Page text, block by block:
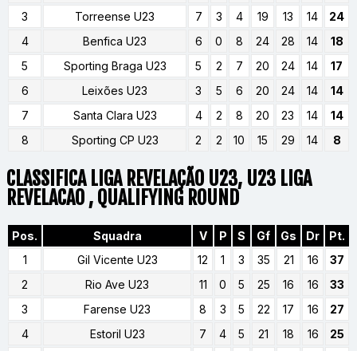
3
Torreense U23 7 3 4 19 13 14
24
4
Benfica U23 6 0 8 24 28 14
18
5
Sporting Braga U23 5 2 7 20 24 14
17
6
Leixões U23 3 5 6 20 24 14
14
7
Santa Clara U23 4 2 8 20 23 14
14
8
Sporting CP U23 2 2 10 15 29 14 8
CLASSIFICA LIGA REVELAÇÃO U23, U23 LIGA
REVELACAO , QUALIFYING ROUND
Pos. Squadra V P S Gf Gs Dr
Pt.
1
Gil Vicente U23 12 1 3 35 21 16
37
2
Rio Ave U23 11 0 5 25 16 16
33
3
Farense U23 8 3 5 22 17 16
27
4
Estoril U23 7 4 5 21 18 16
25